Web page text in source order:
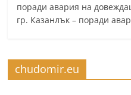
поради авария на
гр. Казанлък – поради
chudomir.eu